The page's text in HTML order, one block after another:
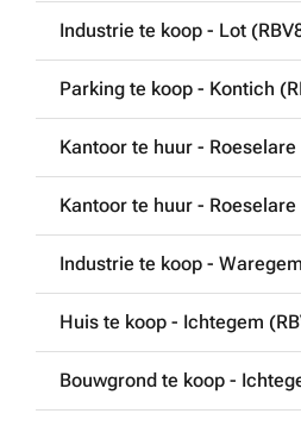
Industrie te koop - Lot
Parking te koop - Kontich
Kantoor te huur - Roeselare
Kantoor te huur - Roeselare
Industrie te koop -
Huis te koop - Ichtegem
Bouwgrond te koop -